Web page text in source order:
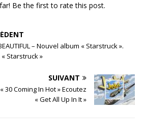
Be the first to rate this post.
BEAUTIFUL – Nouvel album « Starstruck ».
Starstruck »
SUIVANT
30 Coming In Hot » Ecoutez
« Get All Up In It »